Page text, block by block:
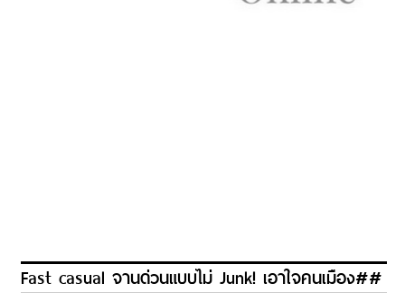
Fast casual จานด่วนแบบไม่ Junk! เอาใจคนเมือง##